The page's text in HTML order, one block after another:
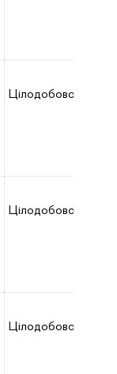
Цілодобово
Цілодобово
Цілодобово